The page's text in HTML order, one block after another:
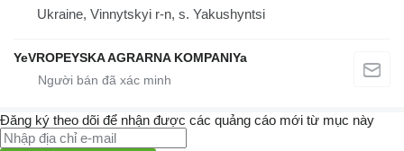
Ukraine, Vinnytskyi r-n, s. Yakushyntsi
YeVROPEYSKA AGRARNA KOMPANIYa
Đăng ký theo dõi để nhận được các quảng cáo mới từ mục này